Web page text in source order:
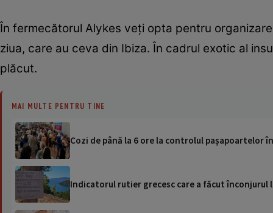
În fermecătorul Alykes veți opta pentru
ziua, care au ceva din Ibiza. În cadrul exotic al
plăcut.
MAI MULTE PENTRU TINE
Cozi de până la 6 ore la controlul pașapoartelor
Indicatorul rutier grecesc care a făcut înconjurul